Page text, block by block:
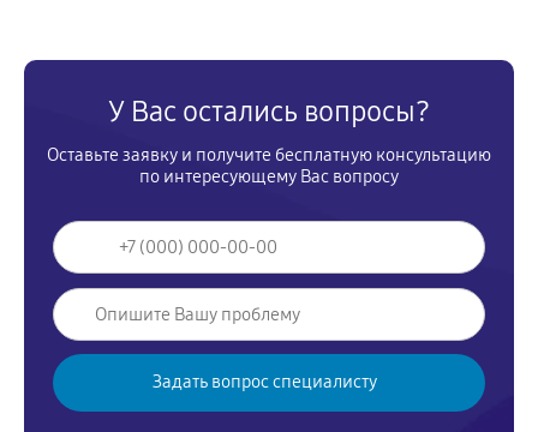
У Вас остались вопросы?
Оставьте заявку и получите бесплатную консультацию
по интересующему Вас вопросу